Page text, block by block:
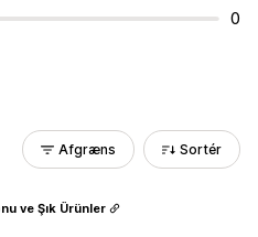
0
Afgræns Sortér
ve Şık Ürünler